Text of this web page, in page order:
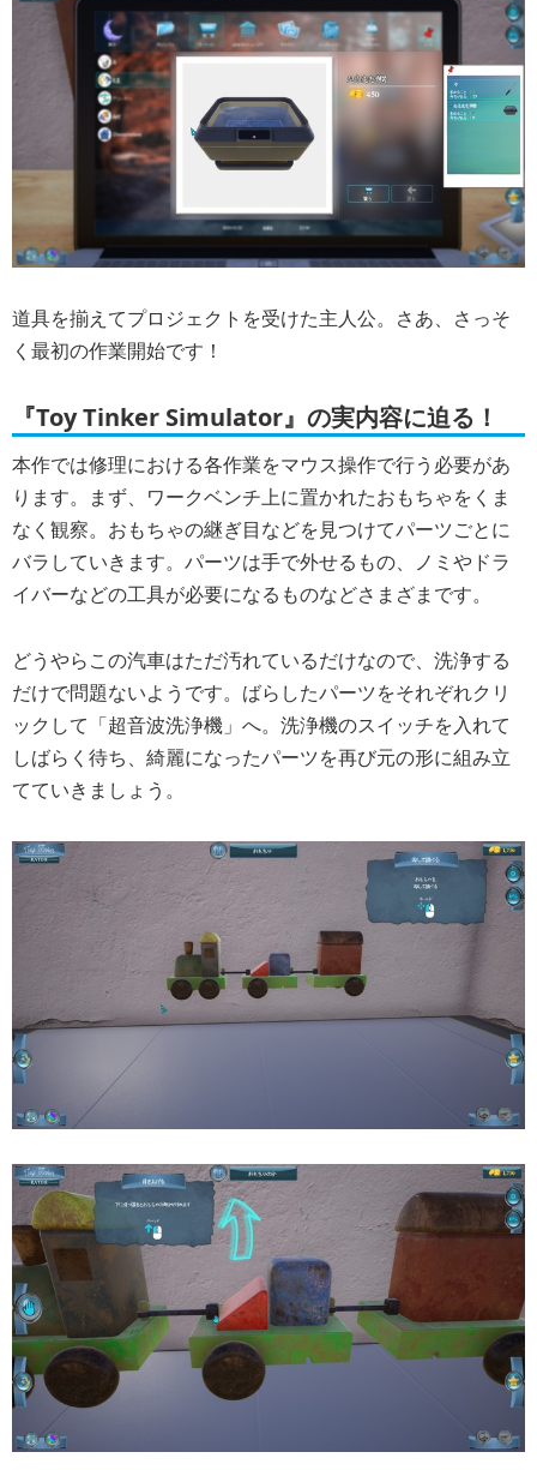
道具を揃えてプロジェクトを受けた主人公。さあ、さっそ
く最初の作業開始です！
『Toy Tinker Simulator』の実内容に迫る！
本作では修理における各作業をマウス操作で行う必要があ
ります。まず、ワークベンチ上に置かれたおもちゃをくま
なく観察。おもちゃの継ぎ目などを見つけてパーツごとに
バラしていきます。パーツは手で外せるもの、ノミやドラ
イバーなどの工具が必要になるものなどさまざまです。
どうやらこの汽車はただ汚れているだけなので、洗浄する
だけで問題ないようです。ばらしたパーツをそれぞれクリ
ックして「超音波洗浄機」へ。洗浄機のスイッチを入れて
しばらく待ち、綺麗になったパーツを再び元の形に組み立
てていきましょう。